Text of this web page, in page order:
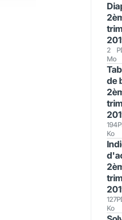
2
Mo
de
194
Ko
127
Ko